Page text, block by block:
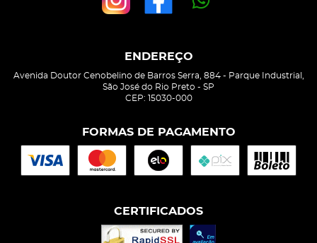
ENDEREÇO
Avenida Doutor Cenobelino de Barros Serra, 884- Parque Industrial,
São José do Rio Preto - SP
CEP: 15030-000
FORMAS DE PAGAMENTO
CERTIFICADOS